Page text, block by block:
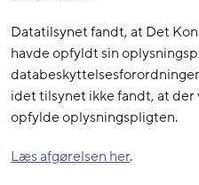
Datatilsynet fandt, at Det
havde opfyldt sin
idet tilsynet ikke fandt, at
opfylde oplysningspligten.
Læs afgørelsen her.